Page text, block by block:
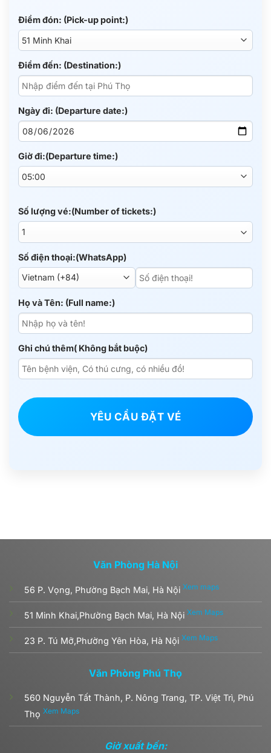
Điểm đón: (Pick-up point:)
Điểm đến: (Destination:)
Ngày đi: (Departure date:)
Giờ đi:(Departure time:)
Số lượng vé:(Number of tickets:)
Số điện thoại:(WhatsApp)
Họ và Tên: (Full name:)
Ghi chú thêm( Không bắt buộc)
YÊU CẦU ĐẶT VÉ
Văn Phòng Hà Nội
56 P. Vọng, Phường Bạch Mai, Hà Nội Xem maps
51 Minh Khai,Phường Bạch Mai, Hà Nội Xem Maps
23 P. Tú Mỡ,Phường Yên Hòa, Hà Nội Xem Maps
Văn Phòng Phú Thọ
560 Nguyễn Tất Thành, P. Nông Trang, TP. Việt Trì, Phú
Thọ Xem Maps
Giờ xuất bến: